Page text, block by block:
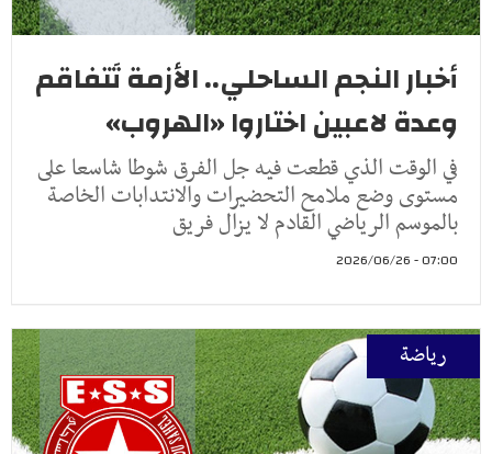
أخبار النجم الساحلي.. الأزمة تَتفاقم
وعدة لاعبين اختاروا «الهروب»
في الوقت الذي قطعت فيه جل الفرق شوطا شاسعا على
مستوى وضع ملامح التحضيرات والانتدابات الخاصة
بالموسم الرياضي القادم لا يزال فريق
07:00 - 2026/06/26
رياضة